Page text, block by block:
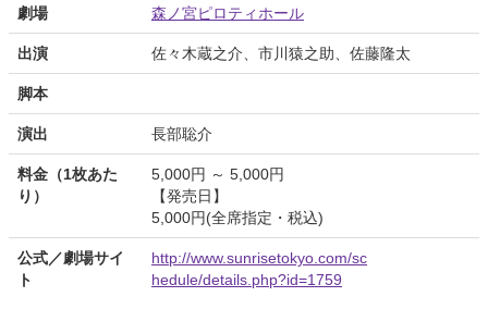
劇場 森ノ宮ピロティホール
出演 佐々木蔵之介、市川猿之助、佐藤隆太
脚本
演出 長部聡介
料金（1枚あた
り）
5,000円 ～ 5,000円
【発売日】
5,000円(全席指定・税込)
公式／劇場サイ
ト
http://www.sunrisetokyo.com/sc
hedule/details.php?id=1759